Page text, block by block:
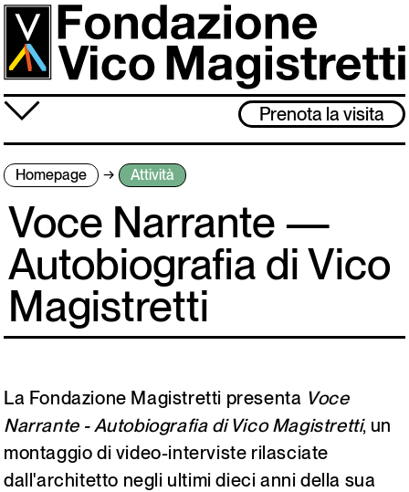
Salta
contenuto
principale
≡ Prenota la visita
Fondazione
Attività
Vico Magistretti
Visita
Archivio
Italiano English
Homepage Attività
Voce Narrante —
Autobiografia di Vico
Magistretti
La Fondazione Magistretti presenta Voce
Narrante - Autobiografia di Vico Magistretti, un
montaggio di video-interviste rilasciate
dall'architetto negli ultimi dieci anni della sua